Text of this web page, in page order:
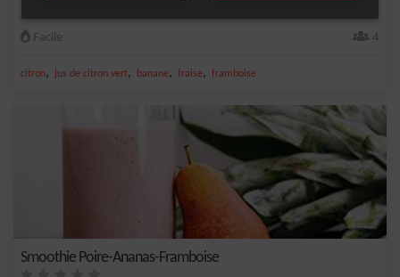
saison...
Facile 4
citron, jus de citron vert, banane, fraise, framboise
Smoothie Poire-Ananas-Framboise